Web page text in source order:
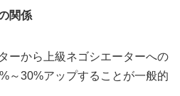
関係
ーから上級ネゴシエーターへの
～30%アップすることが一般的